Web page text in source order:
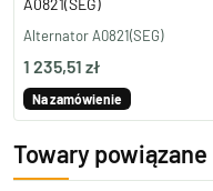
A0821(SEG)
Alternator A0821(SEG)
1 235,51 zł
Na zamówienie
Towary powiązane